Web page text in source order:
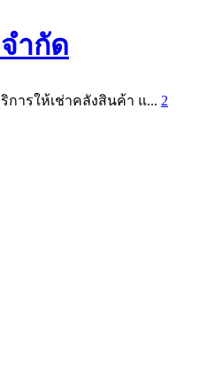
ำกัด
การให้เช่าคลังสินค้า แ... 2